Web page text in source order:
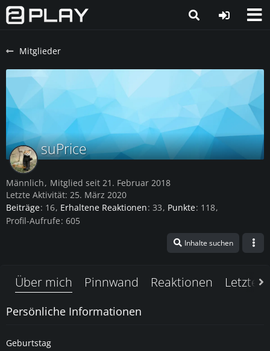
Mitglieder
suPrice
Männlich
Mitglied seit 21. Februar 2018
Letzte Aktivität: 25. März 2020
Beiträge 16 Erhaltene Reaktionen 33 Punkte 118
Profil-Aufrufe 605
Inhalte suchen
Über mich Pinnwand Reaktionen Letzte
Persönliche Informationen
Geburtstag